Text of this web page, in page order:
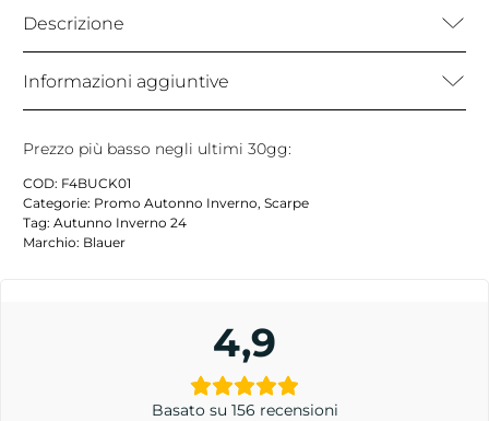
Descrizione
Informazioni aggiuntive
Prezzo più basso negli ultimi 30gg:
COD: F4BUCK01
Categorie: Promo Autonno Inverno, Scarpe
Tag: Autunno Inverno 24
Marchio: Blauer
4,9
Basato su 156 recensioni